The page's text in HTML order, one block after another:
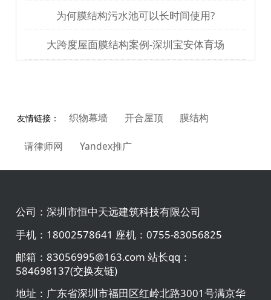
为何膜结构污水池可以长时间使用?
大跨度屋面膜结构案例-深圳宝安体育场
友情链接： 织物幕墙 开合屋顶 膜结构
请律师网 Yandex推广
公司：深圳市恒中天远建筑科技有限公司
手机： 18002578641 座机：0755-83056825
邮箱：83056995@163.com 站长qq：
584698137(交换友链)
地址： 广东省深圳市福田区红岭北路3001号满京华